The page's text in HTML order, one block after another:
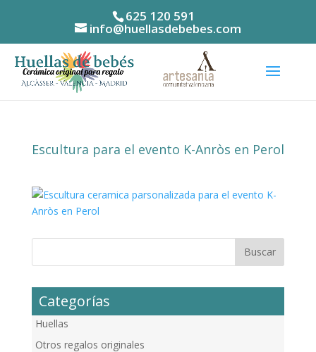
625 120 591
info@huellasdebebes.com
Escultura para el evento K-Anròs en Perol
Categorías
Huellas
Otros regalos originales